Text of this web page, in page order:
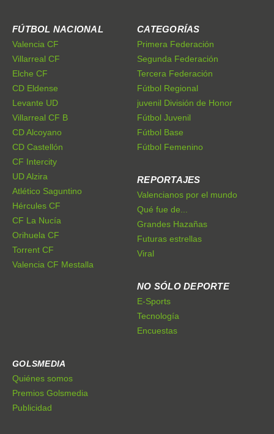
FÚTBOL NACIONAL
Valencia CF
Villarreal CF
Elche CF
CD Eldense
Levante UD
Villarreal CF B
CD Alcoyano
CD Castellón
CF Intercity
UD Alzira
Atlético Saguntino
Hércules CF
CF La Nucía
Orihuela CF
Torrent CF
Valencia CF Mestalla
CATEGORÍAS
Primera Federación
Segunda Federación
Tercera Federación
Fútbol Regional
juvenil División de Honor
Fútbol Juvenil
Fútbol Base
Fútbol Femenino
REPORTAJES
Valencianos por el mundo
Qué fue de...
Grandes Hazañas
Futuras estrellas
Viral
NO SÓLO DEPORTE
E-Sports
Tecnología
Encuestas
GOLSMEDIA
Quiénes somos
Premios Golsmedia
Publicidad